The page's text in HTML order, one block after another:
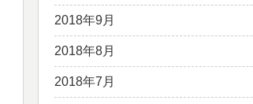
2018年9月
2018年8月
2018年7月